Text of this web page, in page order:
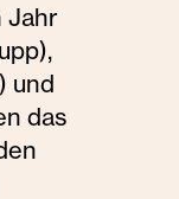
Jahr
und
das